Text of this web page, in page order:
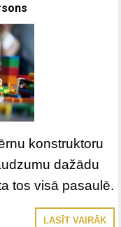
konstruktoru
dažādu
tos visā pasaulē.
LASĪT VAIRĀK